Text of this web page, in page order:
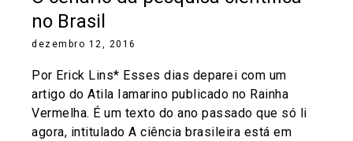
no Brasil
dezembro 12, 2016
Por Erick Lins* Esses dias deparei com um
artigo do Atila Iamarino publicado no Rainha
Vermelha. É um texto do ano passado que só li
agora, intitulado A ciência brasileira está em